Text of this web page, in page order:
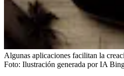
Algunas aplicaciones facilitan la
Foto: Ilustración generada por IA